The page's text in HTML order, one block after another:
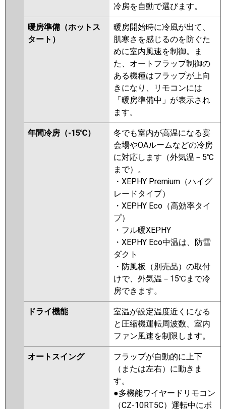
PA-P56L7SGNB PA-P56L7SGNA
PA-P56L7SGA PA-P56L7SG PA-
P56L7SGN PA-P56L6SGB PA-
P56L6SGNB PA-P56L6SGA PA-
P56L6SGN1 PA-P56L6SG PA-
P56L6SGN
冷房を自動で選びます。
暖房準備（ホットス
タート）
暖房開始時に冷風が出て、
肌寒さを感じるのを防ぐた
めに室内風速を制御。ま
た、オートフラップ制御の
ある機種はフラップが上向
きになり、リモコンには
「暖房準備中」が表示され
ます。
年間冷房（-15℃）
冬でも室内が高温になる宴
会場やOAルームなどの冷房
に対応します（外気温－5℃
まで）。
・XEPHY Premium（ハイグ
レードタイプ）
・XEPHY Eco（高効率タイ
プ）
・フル暖XEPHY
・XEPHY Eco中温は、防雪
ダクト
・防風板（別売品）の取付
けで、外気温－15℃まで冷
房できます。
ドライ機能
室温が設定温度近くになる
と圧縮機運転周波数、室内
ファン風速を制限します。
オートスイング
フラップが自動的に上下
（または左右）に動きま
す。
●多機能ワイヤードリモコン
（CZ-10RT5C）運転中にボ